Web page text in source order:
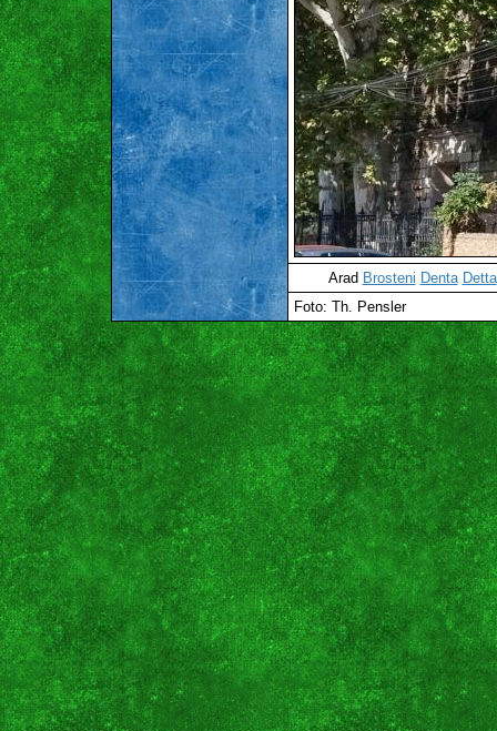
Arad Brosteni Denta Detta
Foto: Th. Pensler